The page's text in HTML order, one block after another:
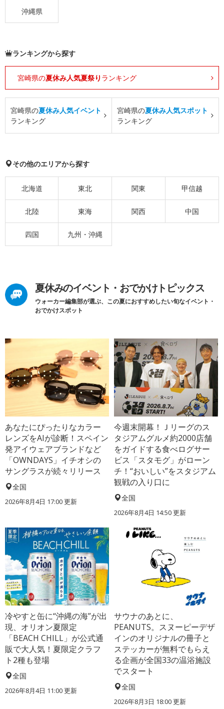
沖縄県
ランキングから探す
宮崎県の夏休み人気夏祭り ランキング
宮崎県の夏休み人気イベント
ランキング
宮崎県の夏休み人気スポット
ランキング
その他のエリアから探す
北海道 東北 関東 甲信越
北陸 東海 関西 中国
四国 九州・沖縄
夏休みのイベント・おでかけトピックス
ウォーカー編集部が選ぶ、この夏におすすめしたい旬なイベント・
おでかけスポット
あなたにぴったりなカラー
レンズをAIが診断！スペイン
発アイウェアブランドなど
「OWNDAYS」イチオシの
サングラスが続々リリース
全国
2026年8月4日 17:00更新
今週末開幕！Ｊリーグのス
タジアムグルメ約2000店舗
をガイドする食べログサー
ビス「スタモグ」がローン
チ！“おいしい”をスタジアム
観戦の入り口に
全国
2026年8月4日 14:50更新
冷やすと缶に“沖縄の海”が出
現、オリオン夏限定
「BEACH CHILL」が公式通
販で大人気！夏限定クラフ
ト2種も登場
全国
2026年8月4日 11:00更新
サウナのあとに、
PEANUTS。スヌーピーデザ
インのオリジナルの冊子と
ステッカーが無料でもらえ
る企画が全国33の温浴施設
でスタート
全国
2026年8月3日 18:00更新